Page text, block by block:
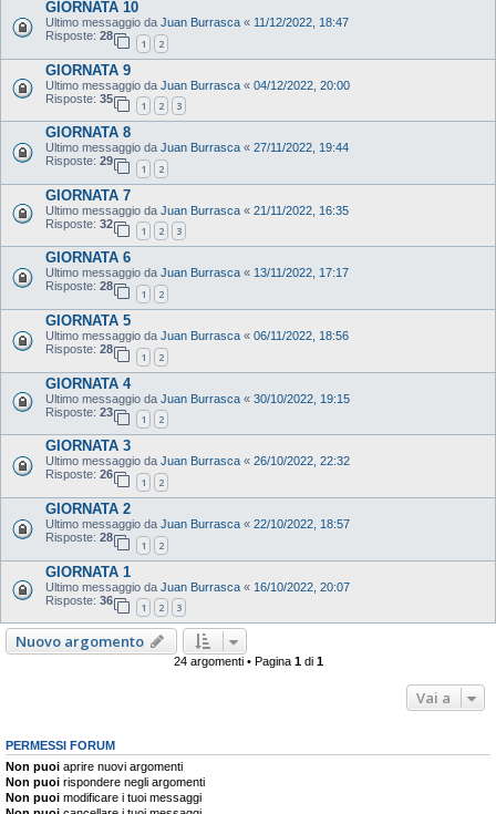
GIORNATA 10
Ultimo messaggio da Juan Burrasca « 11/12/2022, 18:47
Risposte: 28
1 2
GIORNATA 9
Ultimo messaggio da Juan Burrasca « 04/12/2022, 20:00
Risposte: 35
1 2 3
GIORNATA 8
Ultimo messaggio da Juan Burrasca « 27/11/2022, 19:44
Risposte: 29
1 2
GIORNATA 7
Ultimo messaggio da Juan Burrasca « 21/11/2022, 16:35
Risposte: 32
1 2 3
GIORNATA 6
Ultimo messaggio da Juan Burrasca « 13/11/2022, 17:17
Risposte: 28
1 2
GIORNATA 5
Ultimo messaggio da Juan Burrasca « 06/11/2022, 18:56
Risposte: 28
1 2
GIORNATA 4
Ultimo messaggio da Juan Burrasca « 30/10/2022, 19:15
Risposte: 23
1 2
GIORNATA 3
Ultimo messaggio da Juan Burrasca « 26/10/2022, 22:32
Risposte: 26
1 2
GIORNATA 2
Ultimo messaggio da Juan Burrasca « 22/10/2022, 18:57
Risposte: 28
1 2
GIORNATA 1
Ultimo messaggio da Juan Burrasca « 16/10/2022, 20:07
Risposte: 36
1 2 3
Nuovo argomento
24 argomenti • Pagina 1di 1
Vai a
PERMESSI FORUM
Non puoi aprire nuovi argomenti
Non puoi rispondere negli argomenti
Non puoi modificare i tuoi messaggi